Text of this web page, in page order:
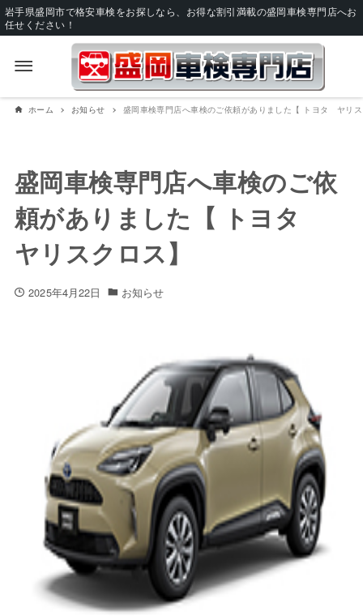
岩手県盛岡市で格安車検をお探しなら、お得な割引満載の盛岡車検専門店へお
任せください！
ホーム お知らせ 盛岡車検専門店へ車検のご依頼がありました【 トヨタ ヤリ
盛岡車検専門店へ車検のご依
頼がありました【 トヨタ
ヤリスクロス】
2025年4月22日 お知らせ